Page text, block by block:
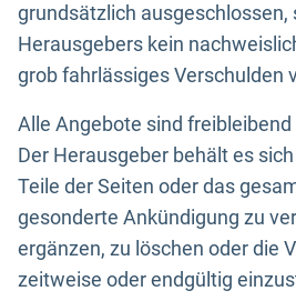
grundsätzlich ausgeschlossen,
Herausgebers kein
grob fahrlässiges Verschulden
Alle Angebote sind
Der Herausgeber behält es
Teile der Seiten oder das
gesonderte Ankündigung zu
ergänzen, zu löschen oder die
zeitweise oder endgültig